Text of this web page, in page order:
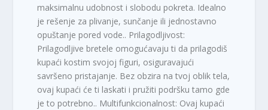
maksimalnu udobnost i slobodu pokreta. Idealno
je rešenje za plivanje, sunčanje ili jednostavno
opuštanje pored vode.. Prilagodljivost:
Prilagodljive bretele omogućavaju ti da prilagodiš
kupaći kostim svojoj figuri, osiguravajući
savršeno pristajanje. Bez obzira na tvoj oblik tela,
ovaj kupaći će ti laskati i pružiti podršku tamo gde
je to potrebno.. Multifunkcionalnost: Ovaj kupaći